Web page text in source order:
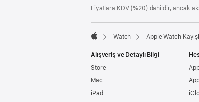
Fiyatlara KDV (%20) dahildir, ancak
Watch Apple Watch
Alışveriş ve Detaylı Bilgi
Store
Mac
iPad